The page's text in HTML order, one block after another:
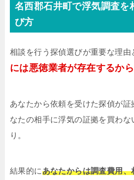
名西郡石井町で浮気調査を
び方
相談を行う探偵選びが重要な理由
には悪徳業者が存在するから
あなたから依頼を受けた探偵が証
なたの相手に浮気の証拠を買わな
り。
結果的にあなたからは調査費用